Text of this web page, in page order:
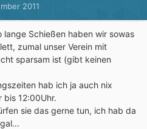
2011
Schießen haben wir sowas
zumal unser Verein mit
sparsam ist (gibt keinen
hab ich ja auch nix
bis 12:00Uhr.
sie das gerne tun, ich hab da